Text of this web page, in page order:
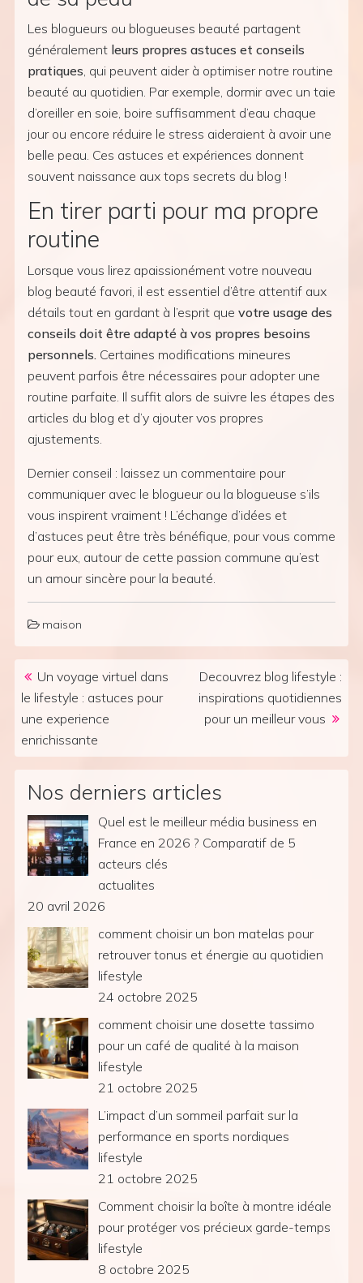
Les blogueurs ou blogueuses beauté partagent
généralement leurs propres astuces et conseils
pratiques , qui peuvent aider à optimiser notre routine
beauté au quotidien. Par exemple, dormir avec un taie
d’oreiller en soie, boire suffisamment d’eau chaque
jour ou encore réduire le stress aideraient à avoir une
belle peau. Ces astuces et expériences donnent
souvent naissance aux tops secrets du blog !
En tirer parti pour ma propre
routine
Lorsque vous lirez apaissionément votre nouveau
blog beauté favori, il est essentiel d’être attentif aux
détails tout en gardant à l’esprit que votre usage des
conseils doit être adapté à vos propres besoins
personnels. Certaines modifications mineures
peuvent parfois être nécessaires pour adopter une
routine parfaite. Il suffit alors de suivre les étapes des
articles du blog et d’y ajouter vos propres
ajustements.
Dernier conseil : laissez un commentaire pour
communiquer avec le blogueur ou la blogueuse s’ils
vous inspirent vraiment ! L’échange d’idées et
d’astuces peut être très bénéfique, pour vous comme
pour eux, autour de cette passion commune qu’est
un amour sincère pour la beauté.
maison
Post navigation
Un voyage virtuel dans
le lifestyle : astuces pour
une experience
enrichissante
Decouvrez blog lifestyle :
inspirations quotidiennes
pour un meilleur vous
Nos derniers articles
Quel est le meilleur média business en
France en 2026 ? Comparatif de 5
acteurs clés
actualites
20 avril 2026
comment choisir un bon matelas pour
retrouver tonus et énergie au quotidien
lifestyle
24 octobre 2025
comment choisir une dosette tassimo
pour un café de qualité à la maison
lifestyle
21 octobre 2025
L’impact d’un sommeil parfait sur la
performance en sports nordiques
lifestyle
21 octobre 2025
Comment choisir la boîte à montre idéale
pour protéger vos précieux garde-temps
lifestyle
8 octobre 2025